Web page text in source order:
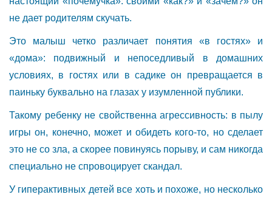
не дает родителям скучать.
Это малыш четко различает понятия «в гостях» и
«дома»: подвижный и непоседливый в домашних
условиях, в гостях или в садике он превращается в
паиньку буквально на глазах у изумленной публики.
Такому ребенку не свойственна агрессивность: в пылу
игры он, конечно, может и обидеть кого-то, но сделает
это не со зла, а скорее повинуясь порыву, и сам никогда
специально не спровоцирует скандал.
У гиперактивных детей все хоть и похоже, но несколько